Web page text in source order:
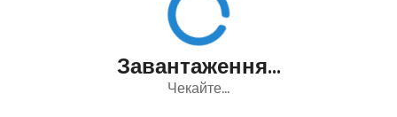
Завантаження...
Чекайте...